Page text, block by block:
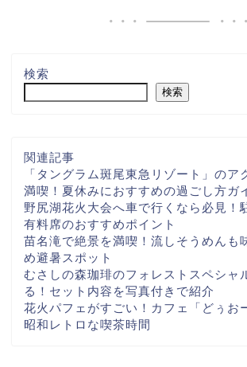
検索
検索
関連記事
「タングラム斑尾東急リゾート」のア
満喫！夏休みにおすすめの過ごし方ガ
野尻湖花火大会へ車で行くなら必見！
有料席のおすすめポイント
苗名滝で絶景を満喫！流しそうめんも
め避暑スポット
むさしの森珈琲のフォレストスペシャ
る！セット内容を写真付きで紹介
花火パフェがすごい！カフェ「どぅお
昭和レトロな喫茶時間